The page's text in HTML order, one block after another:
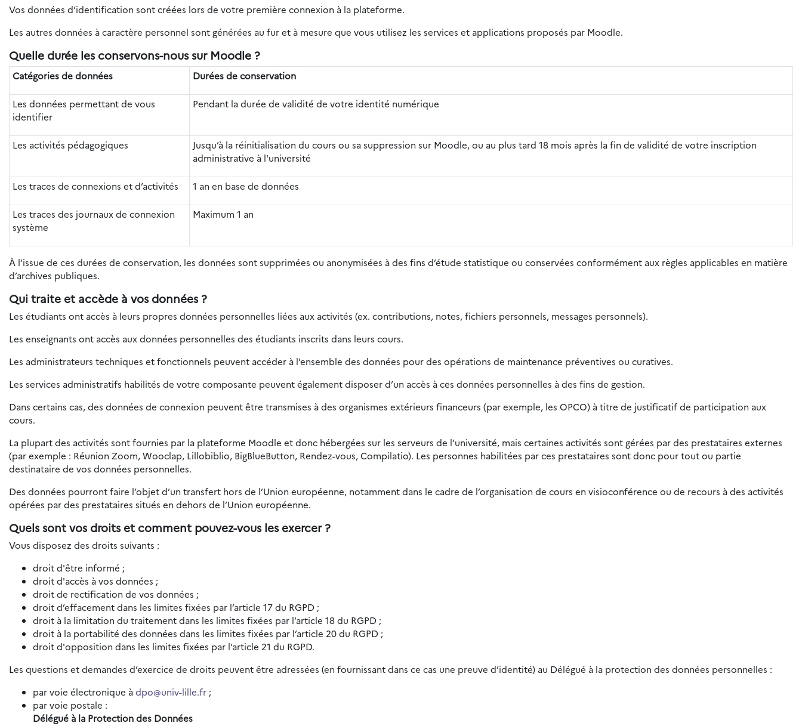
Vos données d’identification sont créées lors de votre première connexion à la plateforme.
Les autres données à caractère personnel sont générées au fur et à mesure que vous utilisez les services et applications proposés par Moodle.
Quelle durée les conservons-nous sur Moodle ?
Catégories de données Durées de conservation
Les données permettant de vous
identifier
Pendant la durée de validité de votre identité numérique
Les activités pédagogiques
Jusqu’à la réinitialisation du cours ou sa suppression sur Moodle, ou au plus tard 18 mois après la fin de validité de votre inscription
administrative à l'université
Les traces de connexions et d’activités 1 an en base de données
Les traces des journaux de connexion
système
Maximum 1 an
À l’issue de ces durées de conservation, les données sont supprimées ou anonymisées à des fins d’étude statistique ou conservées conformément aux règles applicables en matière
d’archives publiques.
Qui traite et accède à vos données ?
Les étudiants ont accès à leurs propres données personnelles liées aux activités (ex. contributions, notes, fichiers personnels, messages personnels).
Les enseignants ont accès aux données personnelles des étudiants inscrits dans leurs cours.
Les administrateurs techniques et fonctionnels peuvent accéder à l’ensemble des données pour des opérations de maintenance préventives ou curatives.
Les services administratifs habilités de votre composante peuvent également disposer d’un accès à ces données personnelles à des fins de gestion.
Dans certains cas, des données de connexion peuvent être transmises à des organismes extérieurs financeurs (par exemple, les OPCO) à titre de justificatif de participation aux
cours.
La plupart des activités sont fournies par la plateforme Moodle et donc hébergées sur les serveurs de l’université, mais certaines activités sont gérées par des prestataires externes
(par exemple : Réunion Zoom, Wooclap, Lillobiblio, BigBlueButton, Rendez-vous, Compilatio). Les personnes habilitées par ces prestataires sont donc pour tout ou partie
destinataire de vos données personnelles.
Des données pourront faire l’objet d’un transfert hors de l’Union européenne, notamment dans le cadre de l’organisation de cours en visioconférence ou de recours à des activités
opérées par des prestataires situés en dehors de l’Union européenne.
Quels sont vos droits et comment pouvez-vous les exercer ?
Vous disposez des droits suivants :
droit d'être informé ;
droit d'accès à vos données ;
droit de rectification de vos données ;
droit d’effacement dans les limites fixées par l’article 17 du RGPD ;
droit à la limitation du traitement dans les limites fixées par l’article 18 du RGPD ;
droit à la portabilité des données dans les limites fixées par l’article 20 du RGPD ;
droit d'opposition dans les limites fixées par l’article 21 du RGPD.
Les questions et demandes d’exercice de droits peuvent être adressées (en fournissant dans ce cas une preuve d’identité) au Délégué à la protection des données personnelles :
par voie électronique àdpo@univ-lille.fr ;
par voie postale :
Délégué à la Protection des Données